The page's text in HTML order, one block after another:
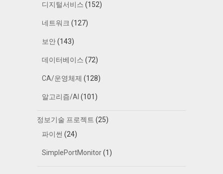
디지털서비스 (152)
네트워크 (127)
보안(143)
데이터베이스 (72)
CA/운영체제 (128)
알고리즘/AI (101)
정보기술 프로젝트 (25)
파이썬 (24)
SimplePortMonitor(1)